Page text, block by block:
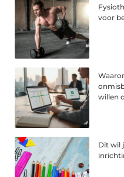
voor
willen
Dit wil